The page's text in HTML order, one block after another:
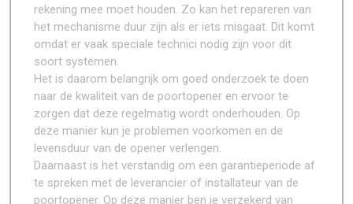
rekening mee moet houden. Zo kan het repareren van
het mechanisme duur zijn als er iets misgaat. Dit komt
omdat er vaak speciale technici nodig zijn voor dit
soort systemen.
Het is daarom belangrijk om goed onderzoek te doen
naar de kwaliteit van de poortopener en ervoor te
zorgen dat deze regelmatig wordt onderhouden. Op
deze manier kun je problemen voorkomen en de
levensduur van de opener verlengen.
Daarnaast is het verstandig om een garantieperiode af
te spreken met de leverancier of installateur van de
poortopener. Op deze manier ben je verzekerd van